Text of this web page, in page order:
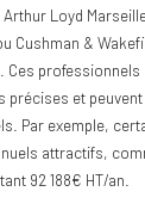
Loyd
Cushman &
Ces professionnels
et peuvent
Par exemple,
attractifs,
92 188€ HT/an.